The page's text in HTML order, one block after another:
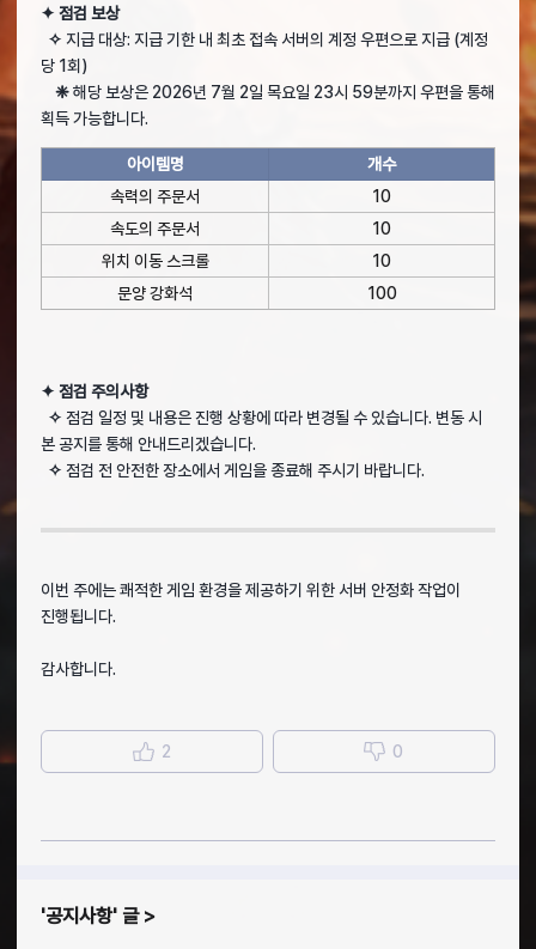
✦ 점검 보상
✧ 지급 대상: 지급 기한 내 최초 접속 서버의 계정 우편으로 지급 (계정
당 1회)
❈해당 보상은 2026년 7월 2일 목요일 23시 59분까지 우편을 통해
획득 가능합니다.
아이템명
개수
속력의 주문서
10
속도의 주문서
10
위치 이동 스크롤
10
문양 강화석
100
✦ 점검 주의사항
✧ 점검 일정 및 내용은 진행 상황에 따라 변경될 수 있습니다. 변동 시
본 공지를 통해 안내드리겠습니다.
✧ 점검 전 안전한 장소에서 게임을 종료해 주시기 바랍니다.
이번 주에는 쾌적한 게임 환경을 제공하기 위한 서버 안정화 작업이
진행됩니다.
감사합니다.
2 0
공지사항 글